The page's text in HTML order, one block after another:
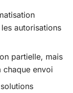
autorisations
partielle, mais
chaque envoi